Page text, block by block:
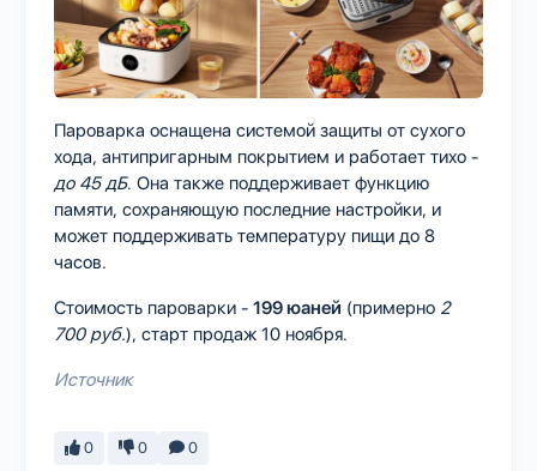
Пароварка оснащена системой защиты от сухого
хода, антипригарным покрытием и работает тихо -
до 45 дБ. Она также поддерживает функцию
памяти, сохраняющую последние настройки, и
может поддерживать температуру пищи до 8
часов.
Стоимость пароварки - 199 юаней (примерно 2
700 руб.), старт продаж 10 ноября.
Источник
0 0 0